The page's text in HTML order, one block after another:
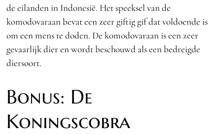
de eilanden in Indonesië. Het speeksel van de
komodovaraan bevat een zeer giftig gif dat voldoende is
om een mens te doden. De komodovaraan is een zeer
gevaarlijk dier en wordt beschouwd als een bedreigde
diersoort.
Bonus: De
Koningscobra